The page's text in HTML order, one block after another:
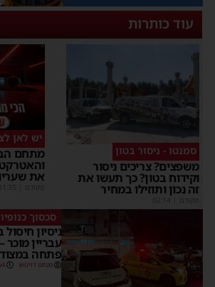
עוד כותרות
סמנטו - ניסור בטון
משפצים? צריכים ניסור
וקידוח בטון? כך תעשו את
זה נכון ותוזילו במחיר
יש לאן לצאת
מתחם
את שעריו
סכסוך כנופיות
ניסיון חיסול
עבריין מוכר –
פתחה במצוד
מנחם דויטש 06:54